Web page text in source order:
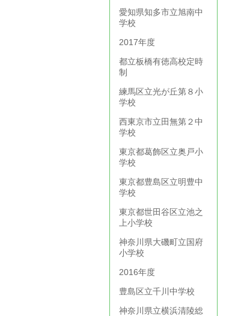
愛知県知多市立旭南中
学校
2017年度
都立板橋有徳高校定時
制
練馬区立光が丘第８小
学校
西東京市立田無第２中
学校
東京都葛飾区立奥戸小
学校
東京都豊島区立明豊中
学校
東京都世田谷区立池之
上小学校
神奈川県大磯町立国府
小学校
2016年度
豊島区立千川中学校
神奈川県立横浜清陵総